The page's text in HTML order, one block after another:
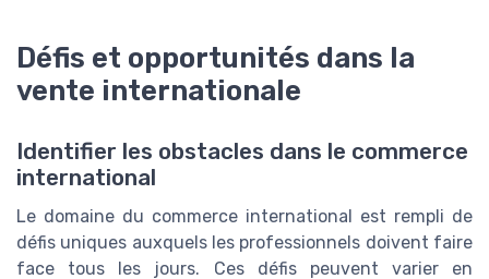
Défis et opportunités dans la
vente internationale
Identifier les obstacles dans le commerce
international
Le domaine du commerce international est rempli de
défis uniques auxquels les professionnels doivent faire
face tous les jours. Ces défis peuvent varier en